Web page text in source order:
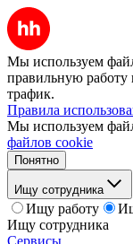
Мы используем
правильную работу
трафик.
Правила
Мы используем
файлов cookie
Понятно
Ищу сотрудника
Ищу работу
Ищу сотрудника
Сервисы